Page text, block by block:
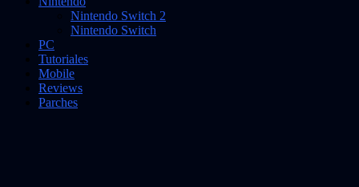
Nintendo Switch 2
Nintendo Switch
PC
Tutoriales
Mobile
Reviews
Parches